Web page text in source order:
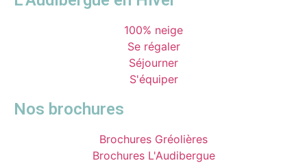
100% neige
Se régaler
Séjourner
S'équiper
Nos brochures
Brochures Gréolières
Brochures L'Audibergue